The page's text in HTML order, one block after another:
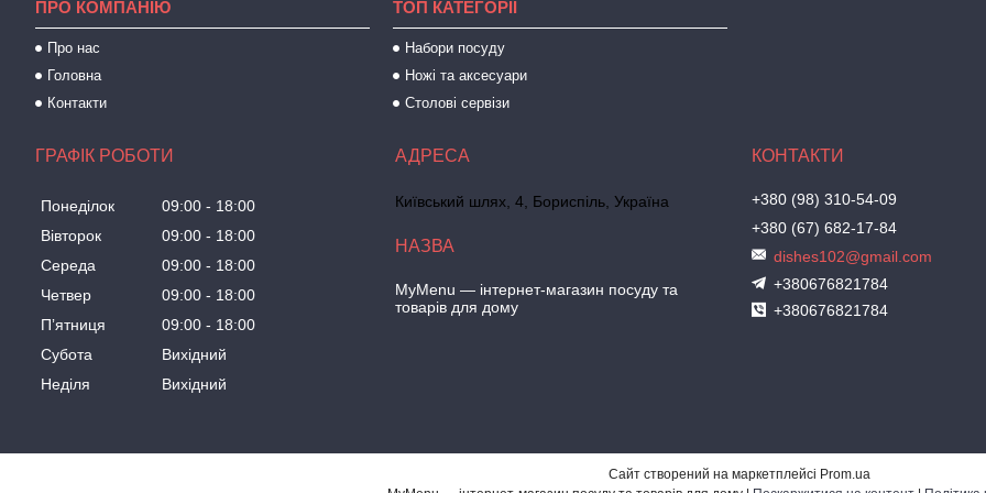
ПРО КОМПАНІЮ
Про нас
Головна
Контакти
ТОП КАТЕГОРІЇ
Набори посуду
Ножі та аксесуари
Столові сервізи
ГРАФІК РОБОТИ
Понеділок 09:00
18:00
Вівторок
09:00
18:00
Середа
09:00
18:00
Четвер
09:00
18:00
Пʼятниця
09:00
18:00
Субота
Вихідний
Неділя
Вихідний
Київський шлях, 4, Бориспіль, Україна
MyMenu — інтернет-магазин посуду та
товарів для дому
+380 (98) 310-54-09
+380 (67) 682-17-84
dishes102@gmail.com
+380676821784
+380676821784
Сайт створений на маркетплейсі Prom.ua